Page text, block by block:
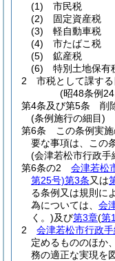
(1)
市民税
(2)
固定資産税
(3)
軽自動車税
(4)
市たばこ税
(5)
鉱産税
(6)
特別土地保有
2
市税として課する
(昭48条例
第4条及び第5条
削
(条例施行の細目)
第6条
この条例実
要な事項は、この
(会津若松市行政手
第6条の2
会津若松
第25号)第3条又は
る条例又は規則に
為については、 会
く。)及び第3章(第
2
会津若松市行政
定めるもののほか
務の適正な実現を